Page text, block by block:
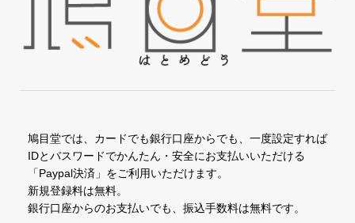
鳩目堂では、カードでも銀行口座からでも、一度設定すれば
IDとパスワードでかんたん・安全にお支払いいただける
「Paypal決済」をご利用いただけます。
新規登録料は無料。
銀行口座からのお支払いでも、振込手数料は無料です。